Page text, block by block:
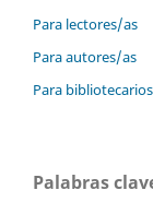
Para lectores/as
Para autores/as
Para
Palabras